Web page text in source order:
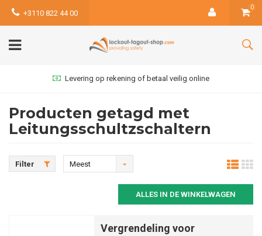
+3110 822 44 00
0
Levering op rekening of betaal veilig online
Producten getagd met
Leitungsschultzschaltern
Filter
Meest
ALLES IN DE WINKELWAGEN
Vergrendeling voor